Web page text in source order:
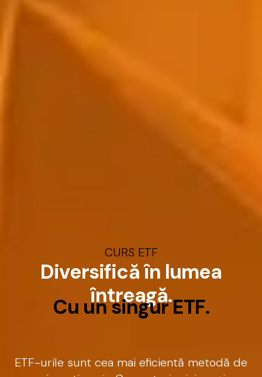
CURS ETF
Diversificăîn lumea
întreagă.
Cu unsingurETF.
ETF-urile sunt cea mai eficientă metodă de